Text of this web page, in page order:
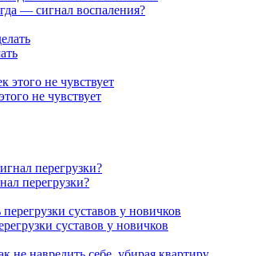
— сигнал воспаления?
не чувствует
перегрузки?
суставов у новичков